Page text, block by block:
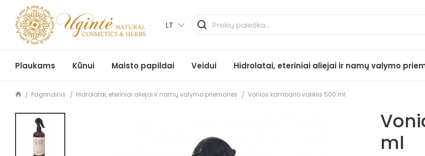
LT
Plaukams Kūnui Maisto papildai Veidui Hidrolatai, eteriniai aliejai ir namų valymo
Pagrindinis Hidrolatai, eteriniai aliejai ir namų valymo priemonės Vonios kambario valiklis 500 ml
ml